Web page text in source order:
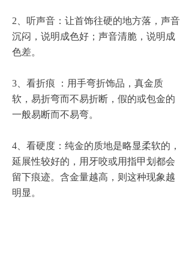
2、听声音：让首饰往硬的地方落，声音
沉闷，说明成色好；声音清脆，说明成
色差。
3、看折痕 ：用手弯折饰品，真金质
软，易折弯而不易折断，假的或包金的
一般易断而不易弯。
4、看硬度：纯金的质地是略显柔软的，
延展性较好的，用牙咬或用指甲划都会
留下痕迹。含金量越高，则这种现象越
明显。